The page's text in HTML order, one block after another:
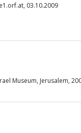
03.10.2009
Museum, Jerusalem,